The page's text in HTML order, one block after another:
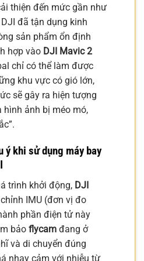
thiện đến mức gần như
đã tận dụng kinh
sản phẩm ổn định
hợp vào DJI Mavic 2
chỉ có thể làm được
khu vực có gió lớn,
sẽ gây ra hiện tượng
hình ảnh bị méo mó,
ý khi sử dụng máy bay
trình khởi động, DJI
IMU (đơn vị đo
phần điện tử này
bảo flycam đang ở
và di chuyển đúng
nhạy cảm với nhiễu từ